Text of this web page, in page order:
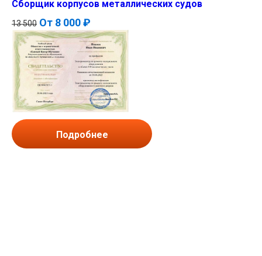
Сборщик корпусов металлических судов
13 500 От 8 000 ₽
Подробнее